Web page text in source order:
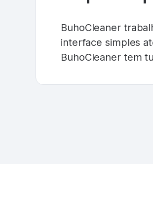
BuhoCleaner
interface simples
BuhoCleaner tem